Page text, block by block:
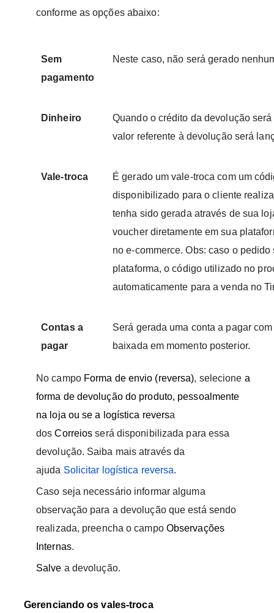
conforme as opções abaixo:
Sem
pagamento
Neste caso, não será gerado
Dinheiro
Quando o crédito da devolução
valor referente à devolução será
Vale-troca
É gerado um vale-troca com um
disponibilizado para o cliente
tenha sido gerada através de sua
voucher diretamente em sua
no e-commerce. Obs: caso o
plataforma, o código utilizado no
automaticamente para a venda no
Contas a
pagar
Será gerada uma conta a pagar
baixada em momento posterior.
No campo Forma de envio (reversa), selecione a
forma de devolução do produto, pessoalmente
na loja ou se a logística reversa
dosCorreios será disponibilizada para essa
devolução. Saiba mais através da
ajuda Solicitar logística reversa.
Caso seja necessário informar alguma
observação para a devolução que está sendo
realizada, preencha o campo Observações
Internas.
Salve a devolução.
Gerenciando os vales-troca